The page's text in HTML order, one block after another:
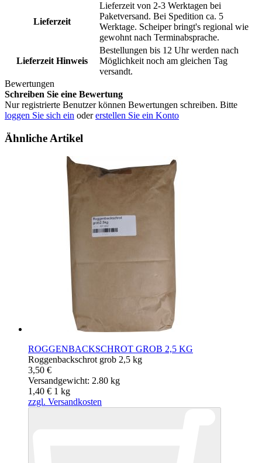
Lieferzeit
Lieferzeit von 2-3 Werktagen bei
Paketversand. Bei Spedition ca. 5
Werktage. Scheiper bringt's regional wie
gewohnt nach Terminabsprache.
Lieferzeit Hinweis
Bestellungen bis 12 Uhr werden nach
Möglichkeit noch am gleichen Tag
versandt.
Bewertungen
Schreiben Sie eine Bewertung
Nur registrierte Benutzer können Bewertungen schreiben. Bitte
loggen Sie sich ein odererstellen Sie ein Konto
Ähnliche Artikel
ROGGENBACKSCHROT GROB 2,5 KG
Roggenbackschrot grob 2,5 kg
3,50 €
Versandgewicht: 2.80 kg
1,40 € 1 kg
zzgl. Versandkosten